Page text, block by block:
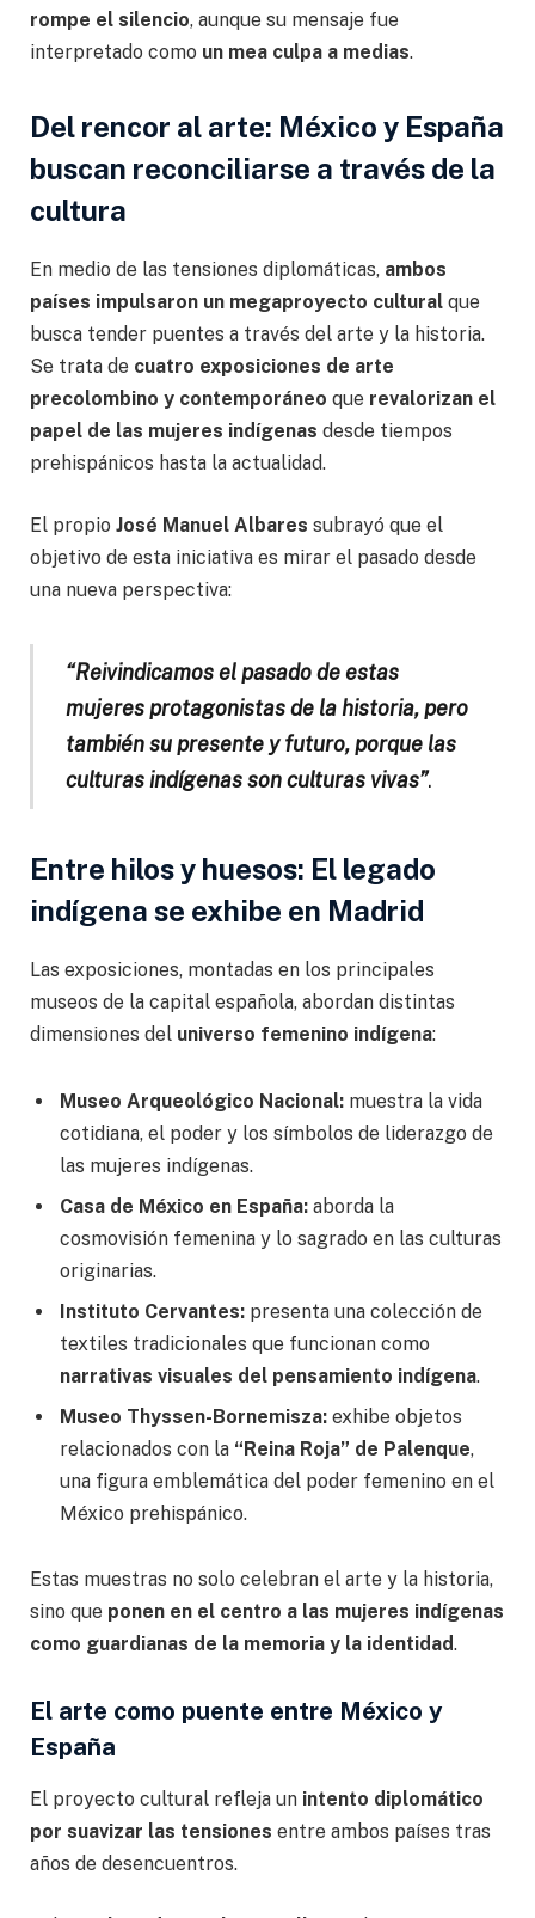
rompe el silencio, aunque su mensaje fue
interpretado como un mea culpa a medias.
Del rencor al arte: México y España
buscan reconciliarse a través de la
cultura
En medio de las tensiones diplomáticas, ambos
países impulsaron un megaproyecto cultural que
busca tender puentes a través del arte y la historia.
Se trata de cuatro exposiciones de arte
precolombino y contemporáneo que revalorizan el
papel de las mujeres indígenas desde tiempos
prehispánicos hasta la actualidad.
El propio José Manuel Albares subrayó que el
objetivo de esta iniciativa es mirar el pasado desde
una nueva perspectiva:
“Reivindicamos el pasado de estas
mujeres protagonistas de la historia, pero
también su presente y futuro, porque las
culturas indígenas son culturas vivas”.
Entre hilos y huesos: El legado
indígena se exhibe en Madrid
Las exposiciones, montadas en los principales
museos de la capital española, abordan distintas
dimensiones del universo femenino indígena:
Museo Arqueológico Nacional: muestra la vida
cotidiana, el poder y los símbolos de liderazgo de
las mujeres indígenas.
Casa de México en España: aborda la
cosmovisión femenina y lo sagrado en las culturas
originarias.
Instituto Cervantes: presenta una colección de
textiles tradicionales que funcionan como
narrativas visuales del pensamiento indígena.
Museo Thyssen-Bornemisza: exhibe objetos
relacionados con la “Reina Roja” de Palenque,
una figura emblemática del poder femenino en el
México prehispánico.
Estas muestras no solo celebran el arte y la historia,
sino que ponen en el centro a las mujeres indígenas
como guardianas de la memoria y la identidad.
El arte como puente entre México y
España
El proyecto cultural refleja un intento diplomático
por suavizar las tensiones entre ambos países tras
años de desencuentros.